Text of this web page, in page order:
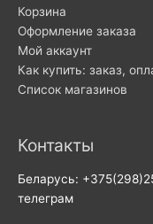
Корзина
Оформление заказа
Мой аккаунт
Как купить: заказ,
Список магазинов
Контакты
Беларусь:
телеграм